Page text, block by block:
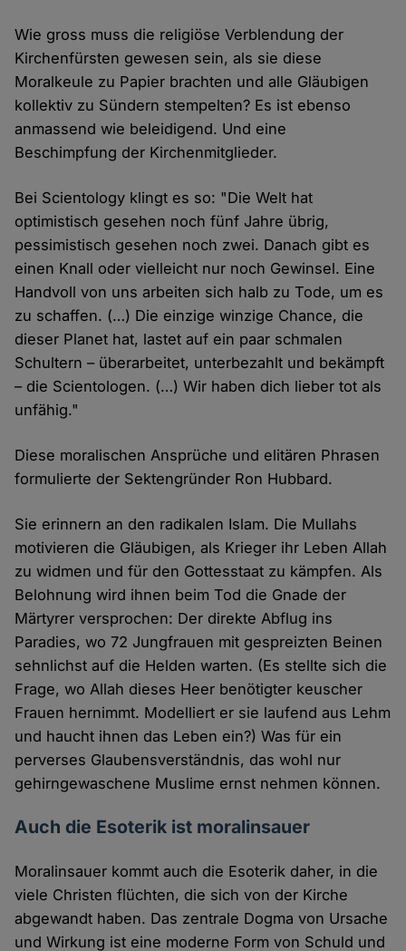
Wie gross muss die religiöse Verblendung der
Kirchenfürsten gewesen sein, als sie diese
Moralkeule zu Papier brachten und alle Gläubigen
kollektiv zu Sündern stempelten? Es ist ebenso
anmassend wie beleidigend. Und eine
Beschimpfung der Kirchenmitglieder.
Bei Scientology klingt es so: "Die Welt hat
optimistisch gesehen noch fünf Jahre übrig,
pessimistisch gesehen noch zwei. Danach gibt es
einen Knall oder vielleicht nur noch Gewinsel. Eine
Handvoll von uns arbeiten sich halb zu Tode, um es
zu schaffen. (…) Die einzige winzige Chance, die
dieser Planet hat, lastet auf ein paar schmalen
Schultern – überarbeitet, unterbezahlt und bekämpft
– die Scientologen. (…) Wir haben dich lieber tot als
unfähig."
Diese moralischen Ansprüche und elitären Phrasen
formulierte der Sektengründer Ron Hubbard.
Sie erinnern an den radikalen Islam. Die Mullahs
motivieren die Gläubigen, als Krieger ihr Leben Allah
zu widmen und für den Gottesstaat zu kämpfen. Als
Belohnung wird ihnen beim Tod die Gnade der
Märtyrer versprochen: Der direkte Abflug ins
Paradies, wo 72 Jungfrauen mit gespreizten Beinen
sehnlichst auf die Helden warten. (Es stellte sich die
Frage, wo Allah dieses Heer benötigter keuscher
Frauen hernimmt. Modelliert er sie laufend aus Lehm
und haucht ihnen das Leben ein?) Was für ein
perverses Glaubensverständnis, das wohl nur
gehirngewaschene Muslime ernst nehmen können.
Auch die Esoterik ist moralinsauer
Moralinsauer kommt auch die Esoterik daher, in die
viele Christen flüchten, die sich von der Kirche
abgewandt haben. Das zentrale Dogma von Ursache
und Wirkung ist eine moderne Form von Schuld und